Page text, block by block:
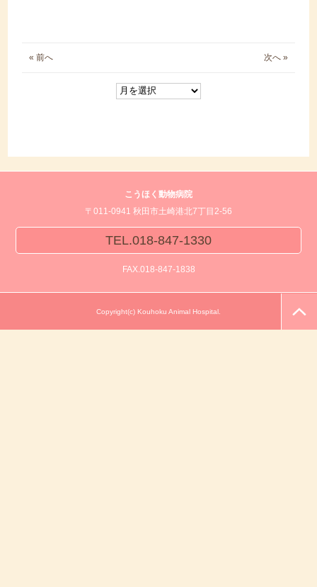
« 前へ 次へ »
こうほく動物病院
〒011-0941 秋田市土崎港北7丁目2-56
TEL.018-847-1330
FAX.018-847-1838
Copyright(c) Kouhoku Animal Hospital.